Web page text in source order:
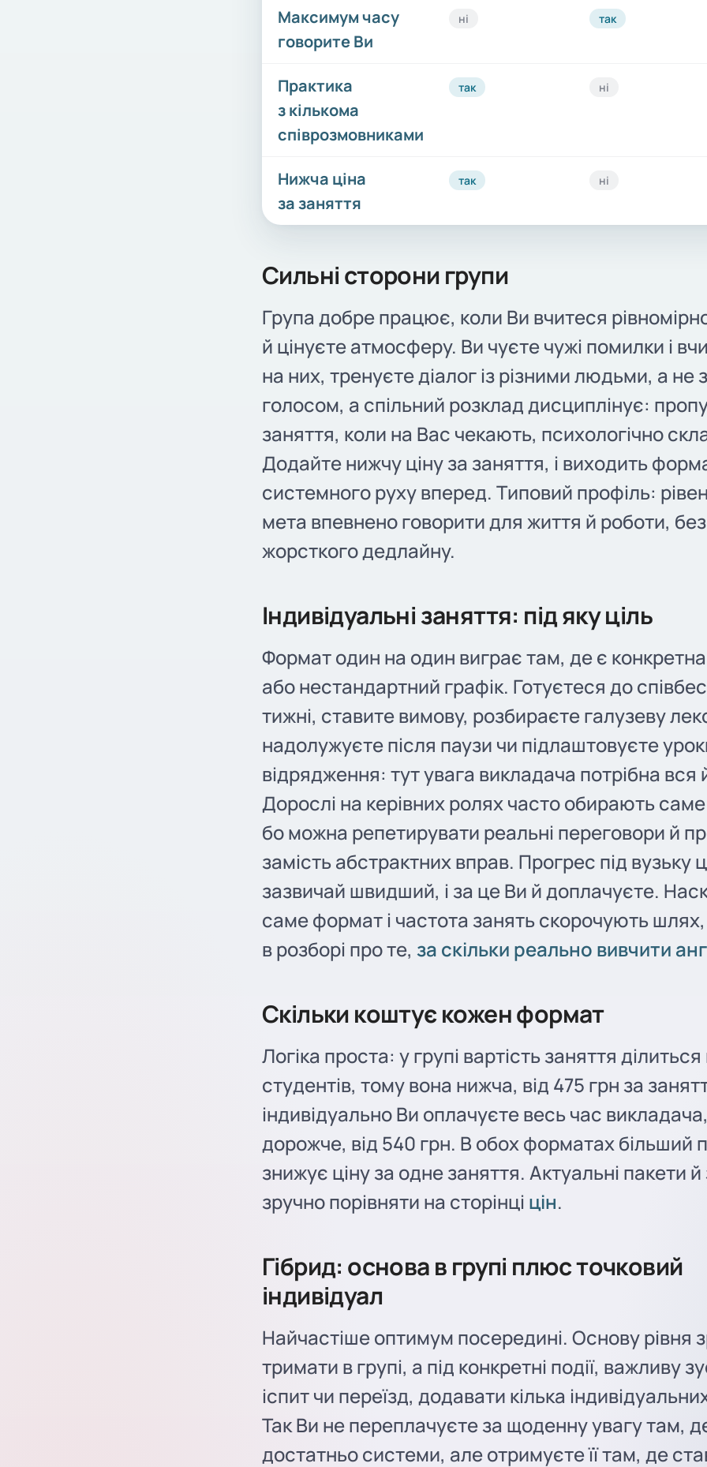
Максимум часу
говорите Ви
ні так
Практика
з кількома
співрозмовниками
так ні
Нижча ціна
за заняття
так ні
Сильні сторони групи
Група добре працює, коли Ви вчитеся
й цінуєте атмосферу. Ви чуєте чужі помилки і
на них, тренуєте діалог із різними людьми, а не
голосом, а спільний розклад дисциплінує:
заняття, коли на Вас чекають, психологічно
Додайте нижчу ціну за заняття, і виходить
системного руху вперед. Типовий профіль:
мета впевнено говорити для життя й роботи, без
жорсткого дедлайну.
Індивідуальні заняття: під яку ціль
Формат один на один виграє там, де є
або нестандартний графік. Готуєтеся до
тижні, ставите вимову, розбираєте галузеву
надолужуєте після паузи чи підлаштовуєте
відрядження: тут увага викладача потрібна вся
Дорослі на керівних ролях часто обирають
бо можна репетирувати реальні переговори й
замість абстрактних вправ. Прогрес під вузьку
зазвичай швидший, і за це Ви й доплачуєте.
саме формат і частота занять скорочують
в розборі про те, за скільки реально вивчити
Скільки коштує кожен формат
Логіка проста: у групі вартість заняття ділиться
студентів, тому вона нижча, від 475 грн за
індивідуально Ви оплачуєте весь час
дорожче, від 540 грн. В обох форматах більший
знижує ціну за одне заняття. Актуальні пакети
зручно порівняти на сторінці цін.
Гібрид: основа в групі плюс точковий
індивідуал
Найчастіше оптимум посередині. Основу рівня
тримати в групі, а під конкретні події, важливу
іспит чи переїзд, додавати кілька
Так Ви не переплачуєте за щоденну увагу там,
достатньо системи, але отримуєте її там, де